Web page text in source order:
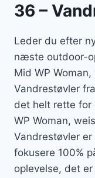
36 –
Leder du efter
næste outdoor-
Mid WP
Vandrestøvler
det helt rette for
WP Woman,
Vandrestøvler
fokusere 100%
oplevelse, det